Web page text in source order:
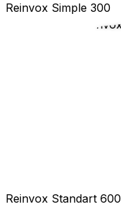
Reinvox Simple 300
Reinvox Standart 600